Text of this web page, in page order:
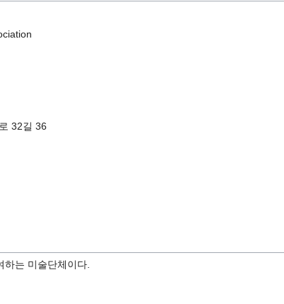
32길 36
는 미술단체이다.